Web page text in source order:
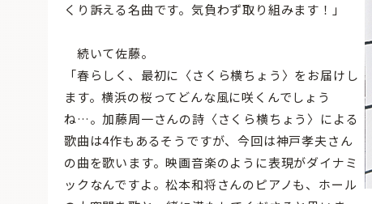
くり訴える名曲です。気負わず取り組みます！」
続いて佐藤。
「春らしく、最初に〈さくら横ちょう〉をお届けし
ます。横浜の桜ってどんな風に咲くんでしょう
ね…。加藤周一さんの詩〈さくら横ちょう〉による
歌曲は4作もあるそうですが、今回は神戸孝夫さん
の曲を歌います。映画音楽のように表現がダイナミ
ックなんですよ。松本和将さんのピアノも、ホール